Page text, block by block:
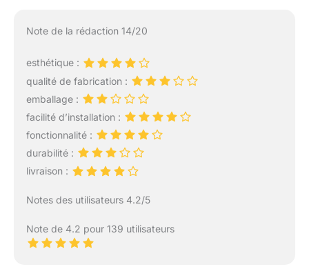
Note de la rédaction 14/20
esthétique :
qualité de fabrication :
emballage :
facilité d’installation :
fonctionnalité :
durabilité :
livraison :
Notes des utilisateurs 4.2/5
Note de 4.2 pour 139 utilisateurs